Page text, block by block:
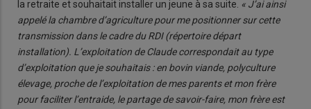
la retraite et souhaitait installer un jeune à sa suite. « J’ai ainsi
appelé la chambre d’agriculture pour me positionner sur cette
transmission dans le cadre du RDI (répertoire départ
installation). L’exploitation de Claude correspondait au type
d’exploitation que je souhaitais : en bovin viande, polyculture
élevage, proche de l’exploitation de mes parents et mon frère
pour faciliter l’entraide, le partage de savoir-faire, mon frère est